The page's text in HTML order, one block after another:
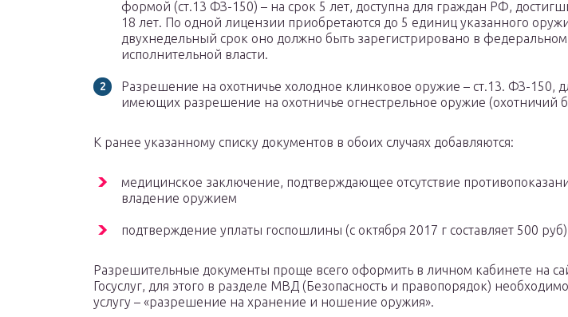
формой (ст.13 ФЗ-150) – на срок 5 лет, доступна для граждан РФ,
18 лет. По одной лицензии приобретаются до 5 единиц указанного
двухнедельный срок оно должно быть зарегистрировано в
исполнительной власти.
Разрешение на охотничье холодное клинковое оружие – ст.13. ФЗ-150,
имеющих разрешение на охотничье огнестрельное оружие (охотничий
К ранее указанному списку документов в обоих случаях добавляются:
медицинское заключение, подтверждающее отсутствие
владение оружием
подтверждение уплаты госпошлины (с октября 2017 г составляет 500
Разрешительные документы проще всего оформить в личном кабинете на
Госуслуг, для этого в разделе МВД (Безопасность и правопорядок)
услугу – «разрешение на хранение и ношение оружия».